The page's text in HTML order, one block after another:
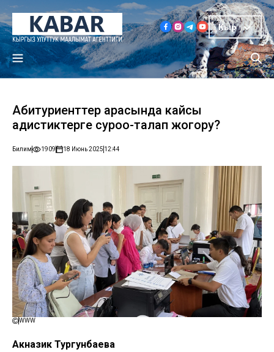
Кыр
Абитуриенттер арасында кайсы
адистиктерге суроо-талап жогору?
Билим 1909 18 Июнь 2025 12:44
WWW
Акназик Тургунбаева